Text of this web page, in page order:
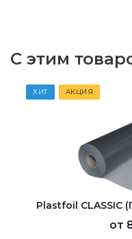
С этим
ХИТ АКЦИЯ
Plastfoil CLASSIC
от